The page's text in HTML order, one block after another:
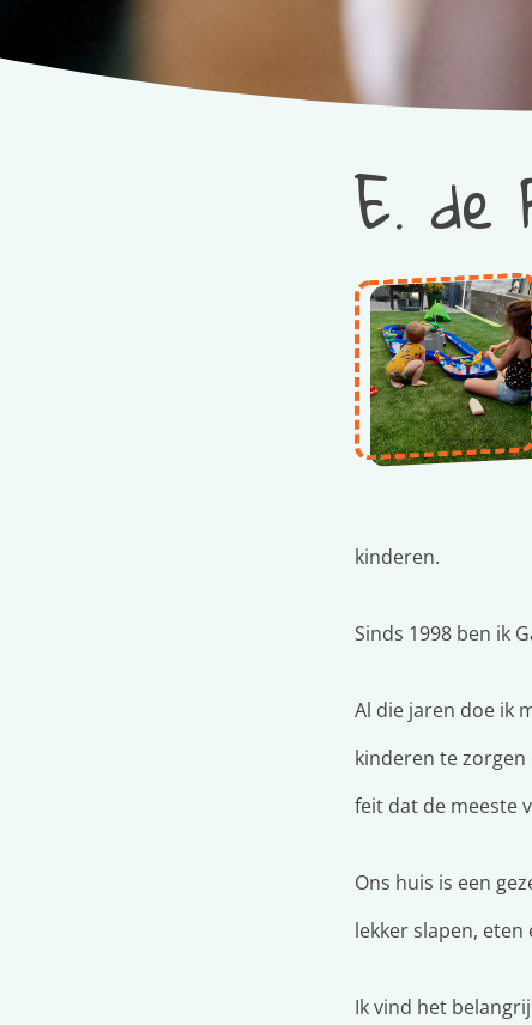
E. de
kinderen.
Sinds 1998 ben ik
Al die jaren doe ik
kinderen te
feit dat de meeste
Ons huis is een
lekker slapen,
Ik vind het